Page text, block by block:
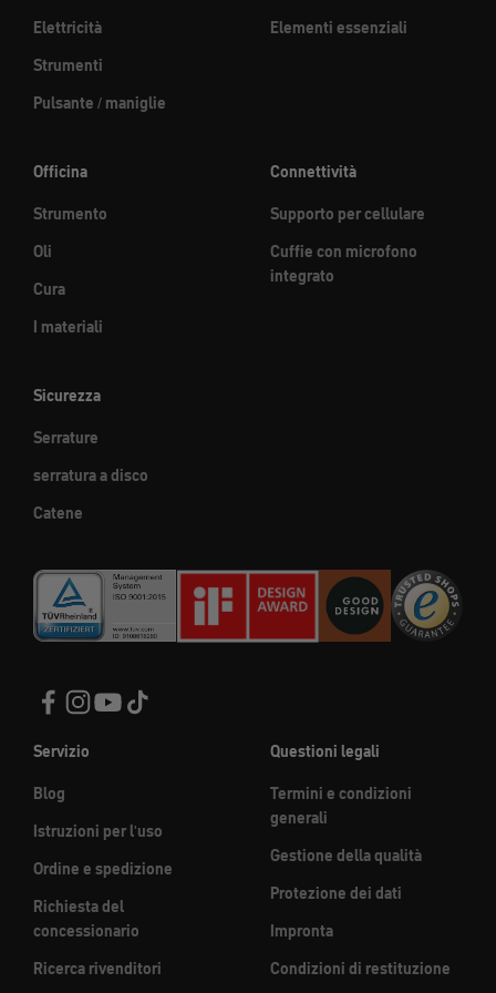
Elettricità
Strumenti
Pulsante / maniglie
Elementi essenziali
Officina
Strumento
Oli
Cura
I materiali
Connettività
Supporto per cellulare
Cuffie con microfono
integrato
Sicurezza
Serrature
serratura a disco
Catene
Servizio
Blog
Istruzioni per l'uso
Ordine e spedizione
Richiesta del
concessionario
Ricerca rivenditori
Questioni legali
Termini e condizioni
generali
Gestione della qualità
Protezione dei dati
Impronta
Condizioni di restituzione